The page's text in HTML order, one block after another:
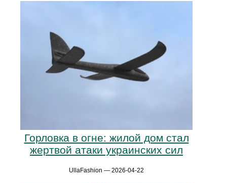
Горловка в огне: жилой дом стал
жертвой атаки украинских сил
UllaFashion — 2026-04-22